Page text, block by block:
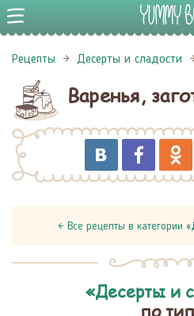
Рецепты Десерты и сладости
Варенья,
← Все рецепты в категории «
«Десерты и
по